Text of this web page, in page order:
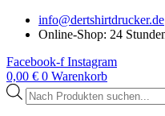
Zum
Inhalt
info@dertshirtdrucker.de
Online-Shop: 24
Facebook-f Instagram
0,00 € 0 Warenkorb
Products
search